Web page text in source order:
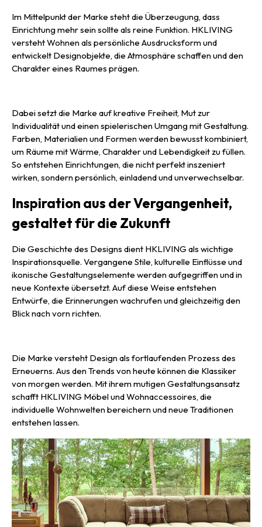
Im Mittelpunkt der Marke steht die Überzeugung, dass
Einrichtung mehr sein sollte als reine Funktion. HKLIVING
versteht Wohnen als persönliche Ausdrucksform und
entwickelt Designobjekte, die Atmosphäre schaffen und den
Charakter eines Raumes prägen.
Dabei setzt die Marke auf kreative Freiheit, Mut zur
Individualität und einen spielerischen Umgang mit Gestaltung.
Farben, Materialien und Formen werden bewusst kombiniert,
um Räume mit Wärme, Charakter und Lebendigkeit zu füllen.
So entstehen Einrichtungen, die nicht perfekt inszeniert
wirken, sondern persönlich, einladend und unverwechselbar.
Inspiration aus der Vergangenheit,
gestaltet für die Zukunft
Die Geschichte des Designs dient HKLIVING als wichtige
Inspirationsquelle. Vergangene Stile, kulturelle Einflüsse und
ikonische Gestaltungselemente werden aufgegriffen und in
neue Kontexte übersetzt. Auf diese Weise entstehen
Entwürfe, die Erinnerungen wachrufen und gleichzeitig den
Blick nach vorn richten.
Die Marke versteht Design als fortlaufenden Prozess des
Erneuerns. Aus den Trends von heute können die Klassiker
von morgen werden. Mit ihrem mutigen Gestaltungsansatz
schafft HKLIVING Möbel und Wohnaccessoires, die
individuelle Wohnwelten bereichern und neue Traditionen
entstehen lassen.